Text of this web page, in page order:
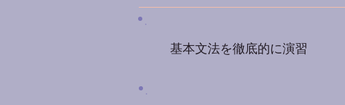
基本文法を徹底的に演習